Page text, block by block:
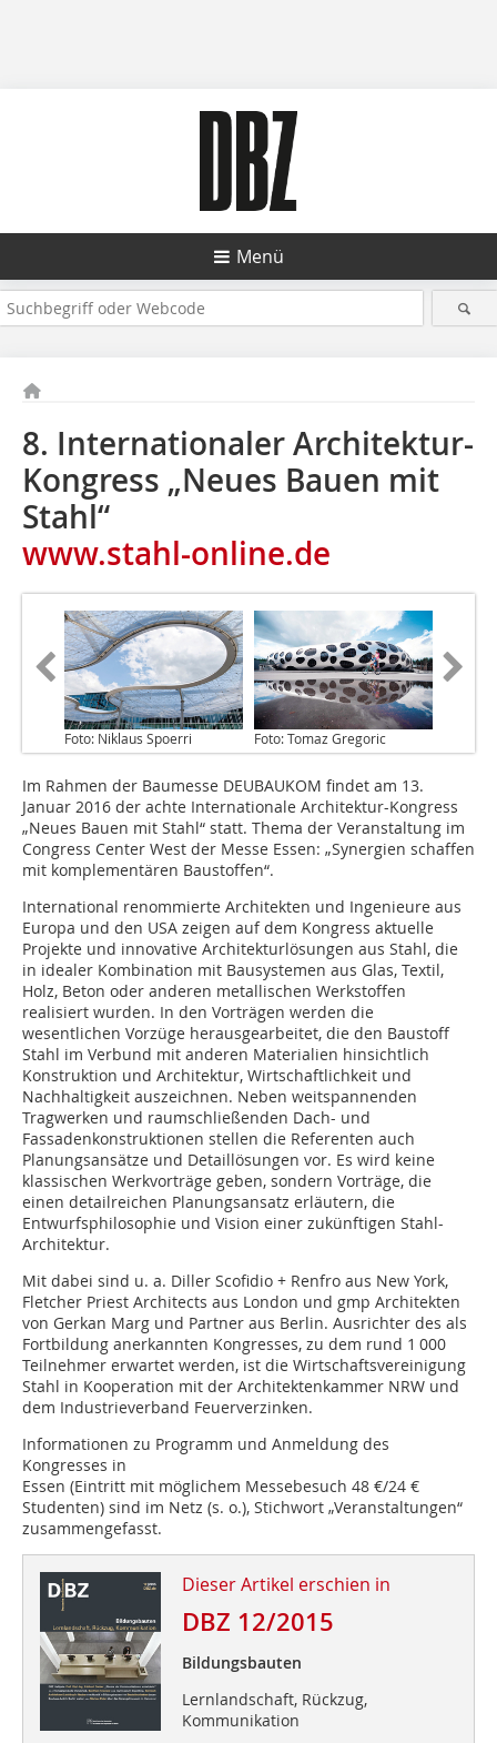
Menü
8. Internationaler Architektur-
Kongress „Neues Bauen mit
Stahl“
www.stahl-online.de
Foto: Niklaus Spoerri Foto: Tomaz Gregoric
Im Rahmen der Baumesse DEUBAUKOM findet am 13.
Januar 2016 der achte Internationale Architektur-Kongress
„Neues Bauen mit Stahl“ statt. Thema der Veranstaltung im
Congress Center West der Messe Essen: „Synergien schaffen
mit komplementären Baustoffen“.
International renommierte Architekten und Ingenieure aus
Europa und den USA zeigen auf dem Kongress aktuelle
Projekte und innovative Architekturlösungen aus Stahl, die
in idealer Kombination mit Bausystemen aus Glas, Textil,
Holz, Beton oder anderen metallischen Werkstoffen
realisiert wurden. In den Vorträgen werden die
wesentlichen Vorzüge herausgearbeitet, die den Baustoff
Stahl im Verbund mit anderen Materialien hinsichtlich
Konstruktion und Architektur, Wirtschaftlichkeit und
Nachhaltigkeit auszeichnen. Neben weitspannenden
Tragwerken und raumschließenden Dach- und
Fassadenkonstruktionen stellen die Referenten auch
Planungsansätze und Detaillösungen vor. Es wird keine
klassischen Werkvorträge geben, sondern Vorträge, die
einen detailreichen Planungsansatz erläutern, die
Entwurfsphilosophie und Vision einer zukünftigen Stahl-
Architektur.
Mit dabei sind u. a. Diller Scofidio + Renfro aus New York,
Fletcher Priest Architects aus London und gmp Architekten
von Gerkan Marg und Partner aus Berlin. Ausrichter des als
Fortbildung anerkannten Kongresses, zu dem rund 1 000
Teilnehmer erwartet werden, ist die Wirtschaftsvereinigung
Stahl in Kooperation mit der Architektenkammer NRW und
dem Industrieverband Feuerverzinken.
Informationen zu Programm und Anmeldung des
Kongresses in
Essen (Eintritt mit möglichem Messebesuch 48 €/24 €
Studenten) sind im Netz (s. o.), Stichwort „Veranstaltungen“
zusammengefasst.
Dieser Artikel erschien in
DBZ 12/2015
Bildungsbauten
Lernlandschaft, Rückzug,
Kommunikation